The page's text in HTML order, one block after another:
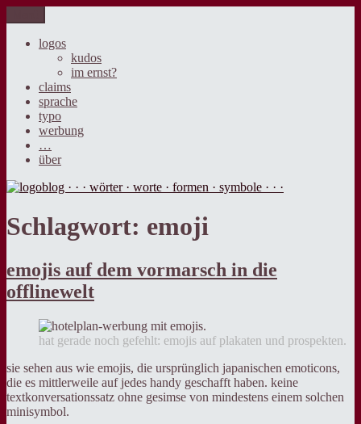
Inhalt
springen
logoblog · · · wörter · worte · formen · symbole · · ·
der blog über sprache, design und werbung.
logos
kudos
im ernst?
claims
sprache
typo
werbung
…
über
Schlagwort: emoji
emojis auf dem vormarsch in die
offlinewelt
hat gerade noch gefehlt: emojis auf plakaten und prospekten.
sie sehen aus wie emojis, die ursprünglich japanischen emoticons,
die es mittlerweile auf jedes handy geschafft haben. keine
textkonversationssatz ohne gesimse von mindestens einem solchen
minisymbol.